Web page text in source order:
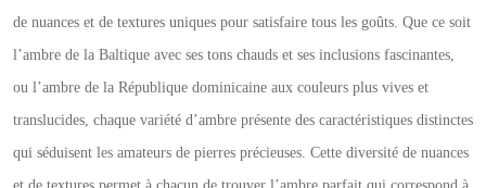
de nuances et de textures uniques pour satisfaire tous les goûts. Que ce soit
l’ambre de la Baltique avec ses tons chauds et ses inclusions fascinantes,
ou l’ambre de la République dominicaine aux couleurs plus vives et
translucides, chaque variété d’ambre présente des caractéristiques distinctes
qui séduisent les amateurs de pierres précieuses. Cette diversité de nuances